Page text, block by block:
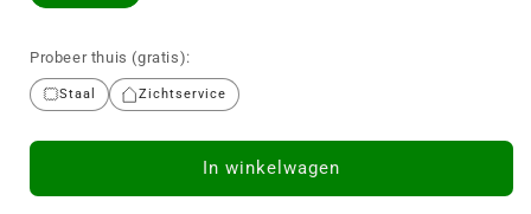
Probeer thuis (gratis):
Staal Zichtservice
In winkelwagen